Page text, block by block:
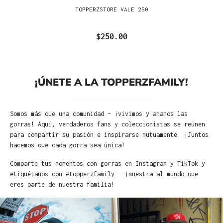
TOPPERZSTORE VALE 250
$250.00
¡ÚNETE A LA TOPPERZFAMILY!
Somos más que una comunidad – ¡vivimos y amamos las
gorras! Aquí, verdaderos fans y coleccionistas se reúnen
para compartir su pasión e inspirarse mutuamente. ¡Juntos
hacemos que cada gorra sea única!
Comparte tus momentos con gorras en Instagram y TikTok y
etiquétanos con #topperzfamily – ¡muestra al mundo que
eres parte de nuestra familia!